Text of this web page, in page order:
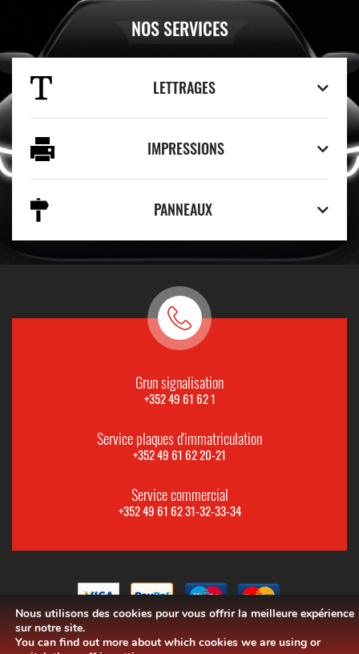
NOS SERVICES
LETTRAGES
IMPRESSIONS
PANNEAUX
Grun signalisation
+352 49 61 62 1
Service plaques d'immatriculation
+352 49 61 62 20-21
Service commercial
+352 49 61 62 31-32-33-34
Nous utilisons des cookies pour vous offrir la meilleure expérience
sur notre site.
You can find out more about which cookies we are using or